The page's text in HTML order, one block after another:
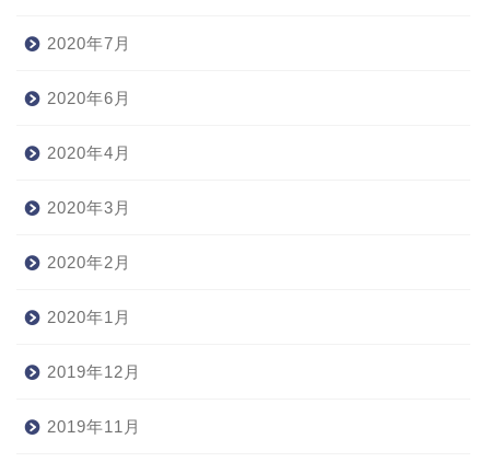
2020年7月
2020年6月
2020年4月
2020年3月
2020年2月
2020年1月
2019年12月
2019年11月